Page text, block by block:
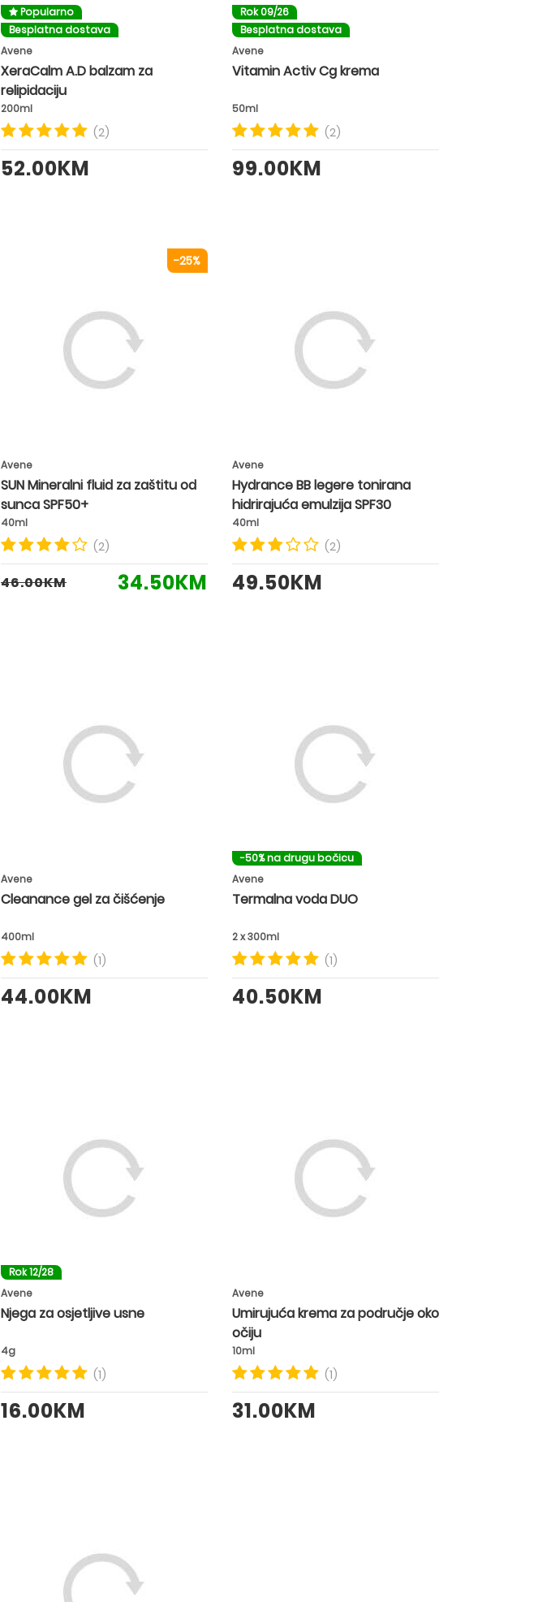
Popularno
Besplatna dostava
Avene
XeraCalm A.D balzam za
relipidaciju
200ml
(2)
52.00KM
Rok 09/26
Besplatna dostava
Avene
Vitamin Activ Cg krema
50ml
(2)
99.00KM
-25%
Avene
SUN Mineralni fluid za zaštitu od
sunca SPF50+
40ml
(2)
46.00KM 34.50KM
Avene
Hydrance BB legere tonirana
hidrirajuća emulzija SPF30
40ml
(2)
49.50KM
Avene
Cleanance gel za čišćenje
400ml
(1)
44.00KM
-50% na drugu bočicu
Avene
Termalna voda DUO
2 x 300ml
(1)
40.50KM
Rok 12/28
Avene
Njega za osjetljive usne
4g
(1)
16.00KM
Avene
Umirujuća krema za područje oko
očiju
10ml
(1)
31.00KM